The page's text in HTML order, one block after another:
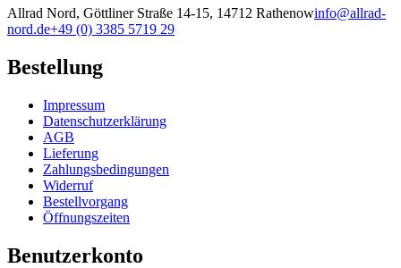
Allrad Nord, Göttliner Straße 14-15, 14712 Rathenowinfo@allrad-
nord.de+49 (0) 3385 5719 29
Bestellung
Impressum
Datenschutzerklärung
AGB
Lieferung
Zahlungsbedingungen
Widerruf
Bestellvorgang
Öffnungszeiten
Benutzerkonto